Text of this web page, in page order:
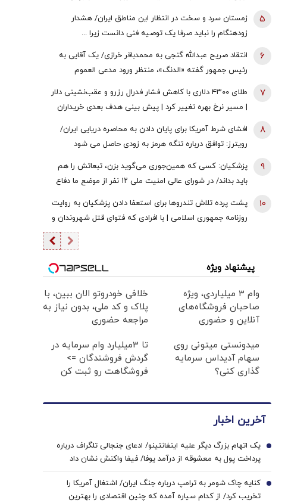
زمستان سرد و سخت در انتظار این مناطق ایران/ هشدار
زودهنگام را نباید صرفا یک توصیه فنی دانست زیرا ...
5
انتقاد صریح عبدالله گنجی به محمدباقر خرازی/ یک آقایی به
رئیس جمهور گفته «الدنگ»، منتظر ورود مدعی العموم
قوه قضائیه ورود نمی‌کند؟
6
طلای ۴۳۰۰ دلاری با کاهش فشار فدرال رزرو و عقب‌نشینی دلار
| مسیر نرخ بهره تغییر کرد | پیش بینی هدف بعدی خریداران
7
افشای شرط آمریکا برای پایان دادن به محاصره دریایی ایران/
رویترز: توافق درباره تنگه هرمز به زودی حاصل می شود
8
پزشکیان: کسی که همین‌جوری می‌گوید بزن، تبعاتش را هم
باید بداند/ در شورای عالی امنیت ملی ۱۲ نفر از موضع ما دفاع
9
پشت پرده تلاش تندروها برای استعفا دادن پزشکیان به روایت
روزنامه جمهوری اسلامی | با افرادی که فتوای قتل شهروندان و
حکم شورش علیه دولت را صادر می‌کنند برخورد قاطعانه شود
10
پیشنهاد ویژه
وام ۳ میلیاردی، ویژه
صاحبان فروشگاه‌های
آنلاین و حضوری
خلافی خودروتو الان ببین، با
پلاک و کد ملی، بدون نیاز به
مراجعه حضوری
میدونستی میتونی روی
سهام آدیداس سرمایه
گذاری کنی؟
تا 3میلیارد وام سرمایه در
گردش فروشندگان =>
فروشگاهت رو ثبت کن
آخرین اخبار
یک اتهام بزرگ دیگر علیه اینفانتینو/ ادعای جنجالی تلگراف درباره
پرداخت پول به معشوقه از درآمد یوفا/ فیفا واکنش نشان داد
1
کنایه چاک شومر به ترامپ درباره جنگ ایران/ اشتغال آمریکا را
تخریب کرد/ از کدام سیاره آمده که چنین اقتصادی را بهترین
2